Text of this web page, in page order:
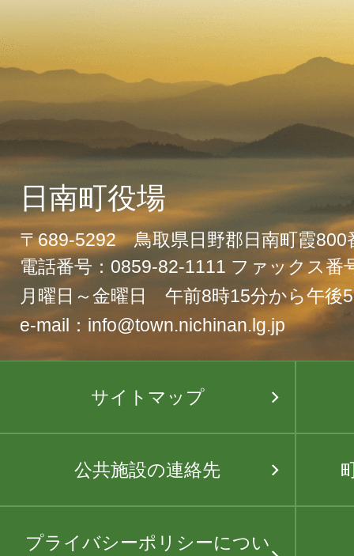
日南町役場
〒689-5292 鳥取県日野郡日南町霞800
電話番号：0859-82-1111 ファックス番
月曜日～金曜日 午前8時15分から午後
e-mail：info@town.nichinan.lg.jp
サイトマップ
公共施設の連絡先
プライバシーポリシーについ